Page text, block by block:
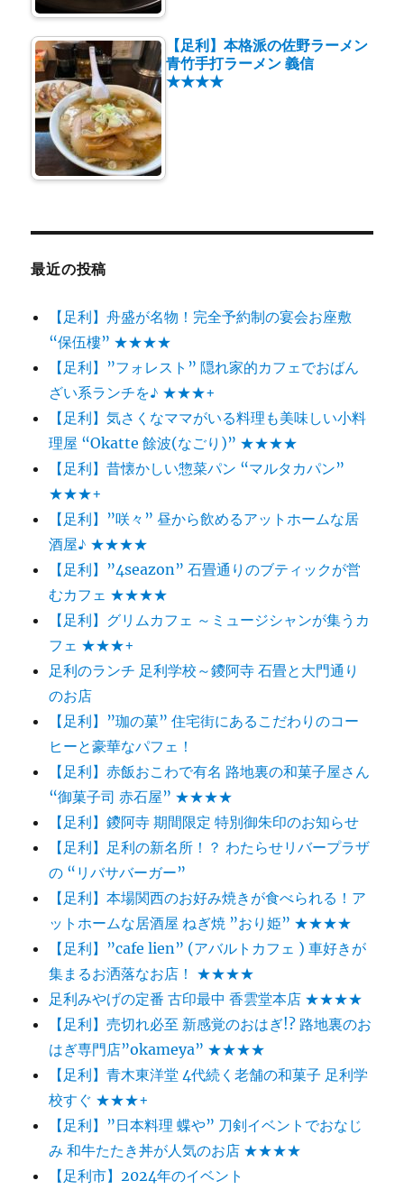
【足利】本格派の佐野ラーメン
青竹手打ラーメン 義信
★★★★
最近の投稿
【足利】舟盛が名物！完全予約制の宴会お座敷
“保伍樓” ★★★★
【足利】”フォレスト” 隠れ家的カフェでおばん
ざい系ランチを♪ ★★★+
【足利】気さくなママがいる料理も美味しい小料
理屋 “Okatte 餘波(なごり)” ★★★★
【足利】昔懐かしい惣菜パン “マルタカパン”
★★★+
【足利】”咲々” 昼から飲めるアットホームな居
酒屋♪ ★★★★
【足利】”4seazon” 石畳通りのブティックが営
むカフェ ★★★★
【足利】グリムカフェ ～ミュージシャンが集うカ
フェ ★★★+
足利のランチ 足利学校～鑁阿寺 石畳と大門通り
のお店
【足利】”珈の菓” 住宅街にあるこだわりのコー
ヒーと豪華なパフェ！
【足利】赤飯おこわで有名 路地裏の和菓子屋さん
“御菓子司 赤石屋” ★★★★
【足利】鑁阿寺 期間限定 特別御朱印のお知らせ
【足利】足利の新名所！？ わたらせリバープラザ
の “リバサバーガー”
【足利】本場関西のお好み焼きが食べられる！ア
ットホームな居酒屋 ねぎ焼 ”おり姫” ★★★★
【足利】”cafe lien” (アバルトカフェ ) 車好きが
集まるお洒落なお店！ ★★★★
足利みやげの定番 古印最中 香雲堂本店 ★★★★
【足利】売切れ必至 新感覚のおはぎ!? 路地裏のお
はぎ専門店”okameya” ★★★★
【足利】青木東洋堂 4代続く老舗の和菓子 足利学
校すぐ ★★★+
【足利】”日本料理 蝶や” 刀剣イベントでおなじ
み 和牛たたき丼が人気のお店 ★★★★
【足利市】2024年のイベント